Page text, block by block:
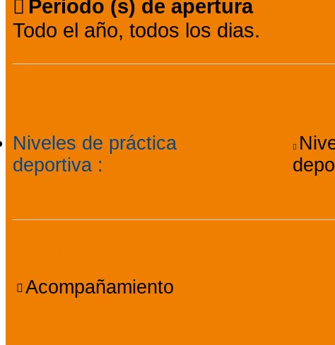
Periodo (s) de apertura
Todo el año, todos los dias.
Niveles de práctica
deportiva :
Acompañamiento